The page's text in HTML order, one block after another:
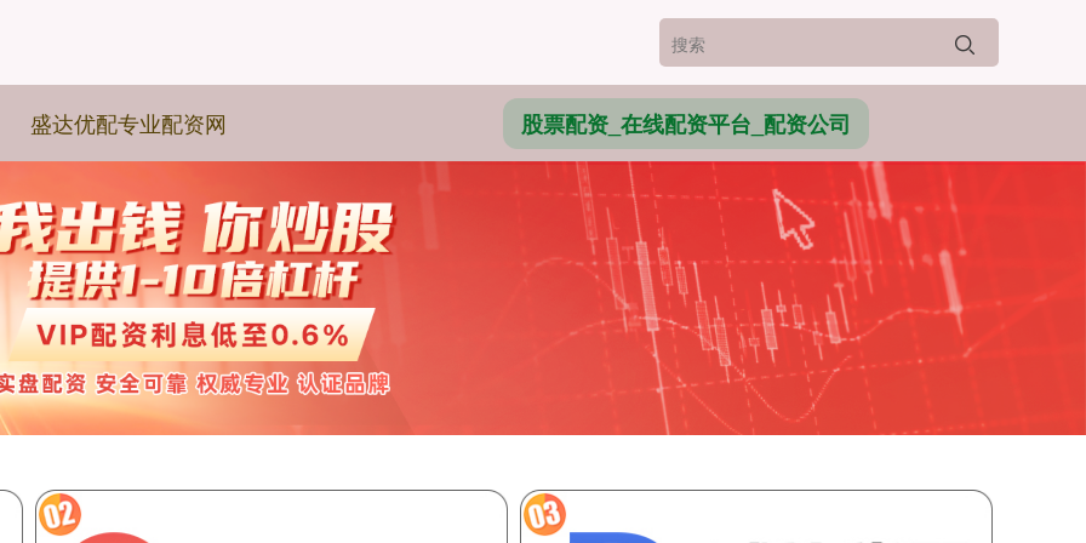
盛达优配专业配资网 股票配资_在线配资平台_配资公司